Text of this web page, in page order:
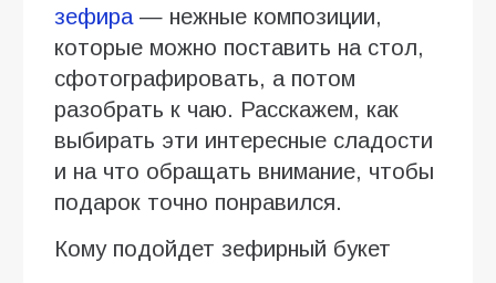
зефира— нежные композиции,
которые можно поставить на стол,
сфотографировать, а потом
разобрать к чаю. Расскажем, как
выбирать эти интересные сладости
и на что обращать внимание, чтобы
подарок точно понравился.
Кому подойдет зефирный букет